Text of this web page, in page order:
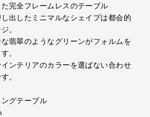
完全フレームレスのテーブル
出したミニマルなシェイプは都会的
。
翡翠のようなグリーンがフォルムを
。
ンテリアのカラーを選ばない合わせ
。
グテーブル